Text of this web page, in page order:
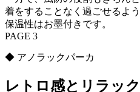
着をすることなく過ごせるよ
保温性はお墨付きです。
PAGE 3
◆ アノラックパーカ
レトロ感とリラッ